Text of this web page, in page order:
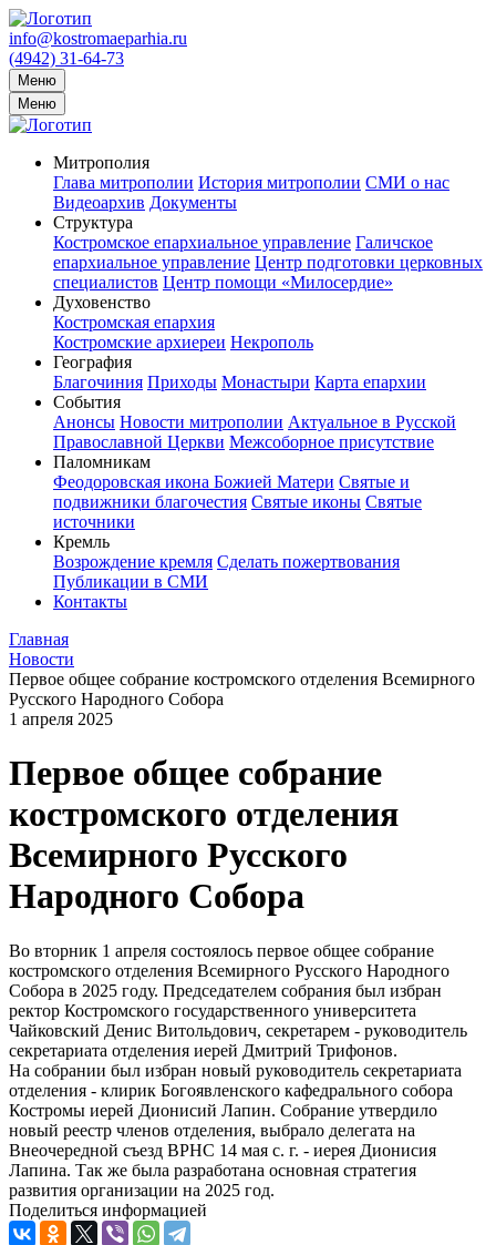
info@kostromaeparhia.ru
(4942) 31-64-73
Меню
Меню
Митрополия
Глава митрополии История митрополии СМИ о нас
Видеоархив Документы
Структура
Костромское епархиальное управление Галичское
епархиальное управление Центр подготовки церковных
специалистов Центр помощи «Милосердие»
Духовенство
Костромская епархия
Костромские архиереи Некрополь
География
Благочиния Приходы Монастыри Карта епархии
События
Анонсы Новости митрополии Актуальное в Русской
Православной Церкви Межсоборное присутствие
Паломникам
Феодоровская икона Божией Матери Святые и
подвижники благочестия Святые иконы Святые
источники
Кремль
Возрождение кремля Сделать пожертвования
Публикации в СМИ
Контакты
Главная
Новости
Первое общее собрание костромского отделения Всемирного
Русского Народного Собора
1 апреля 2025
Первое общее собрание
костромского отделения
Всемирного Русского
Народного Собора
Во вторник 1 апреля состоялось первое общее собрание
костромского отделения Всемирного Русского Народного
Собора в 2025 году. Председателем собрания был избран
ректор Костромского государственного университета
Чайковский Денис Витольдович, секретарем - руководитель
секретариата отделения иерей Дмитрий Трифонов.
На собрании был избран новый руководитель секретариата
отделения - клирик Богоявленского кафедрального собора
Костромы иерей Дионисий Лапин. Собрание утвердило
новый реестр членов отделения, выбрало делегата на
Внеочередной съезд ВРНС 14 мая с. г. - иерея Дионисия
Лапина. Так же была разработана основная стратегия
развития организации на 2025 год.
Поделиться информацией